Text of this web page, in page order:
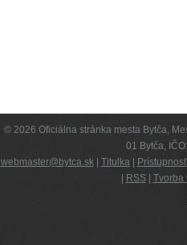
© 2026 Oficiálna stránka mesta Bytča,
01 Bytča,
webmaster@bytca.sk| Titulka| Prístupnosť
RSS| Tvorba